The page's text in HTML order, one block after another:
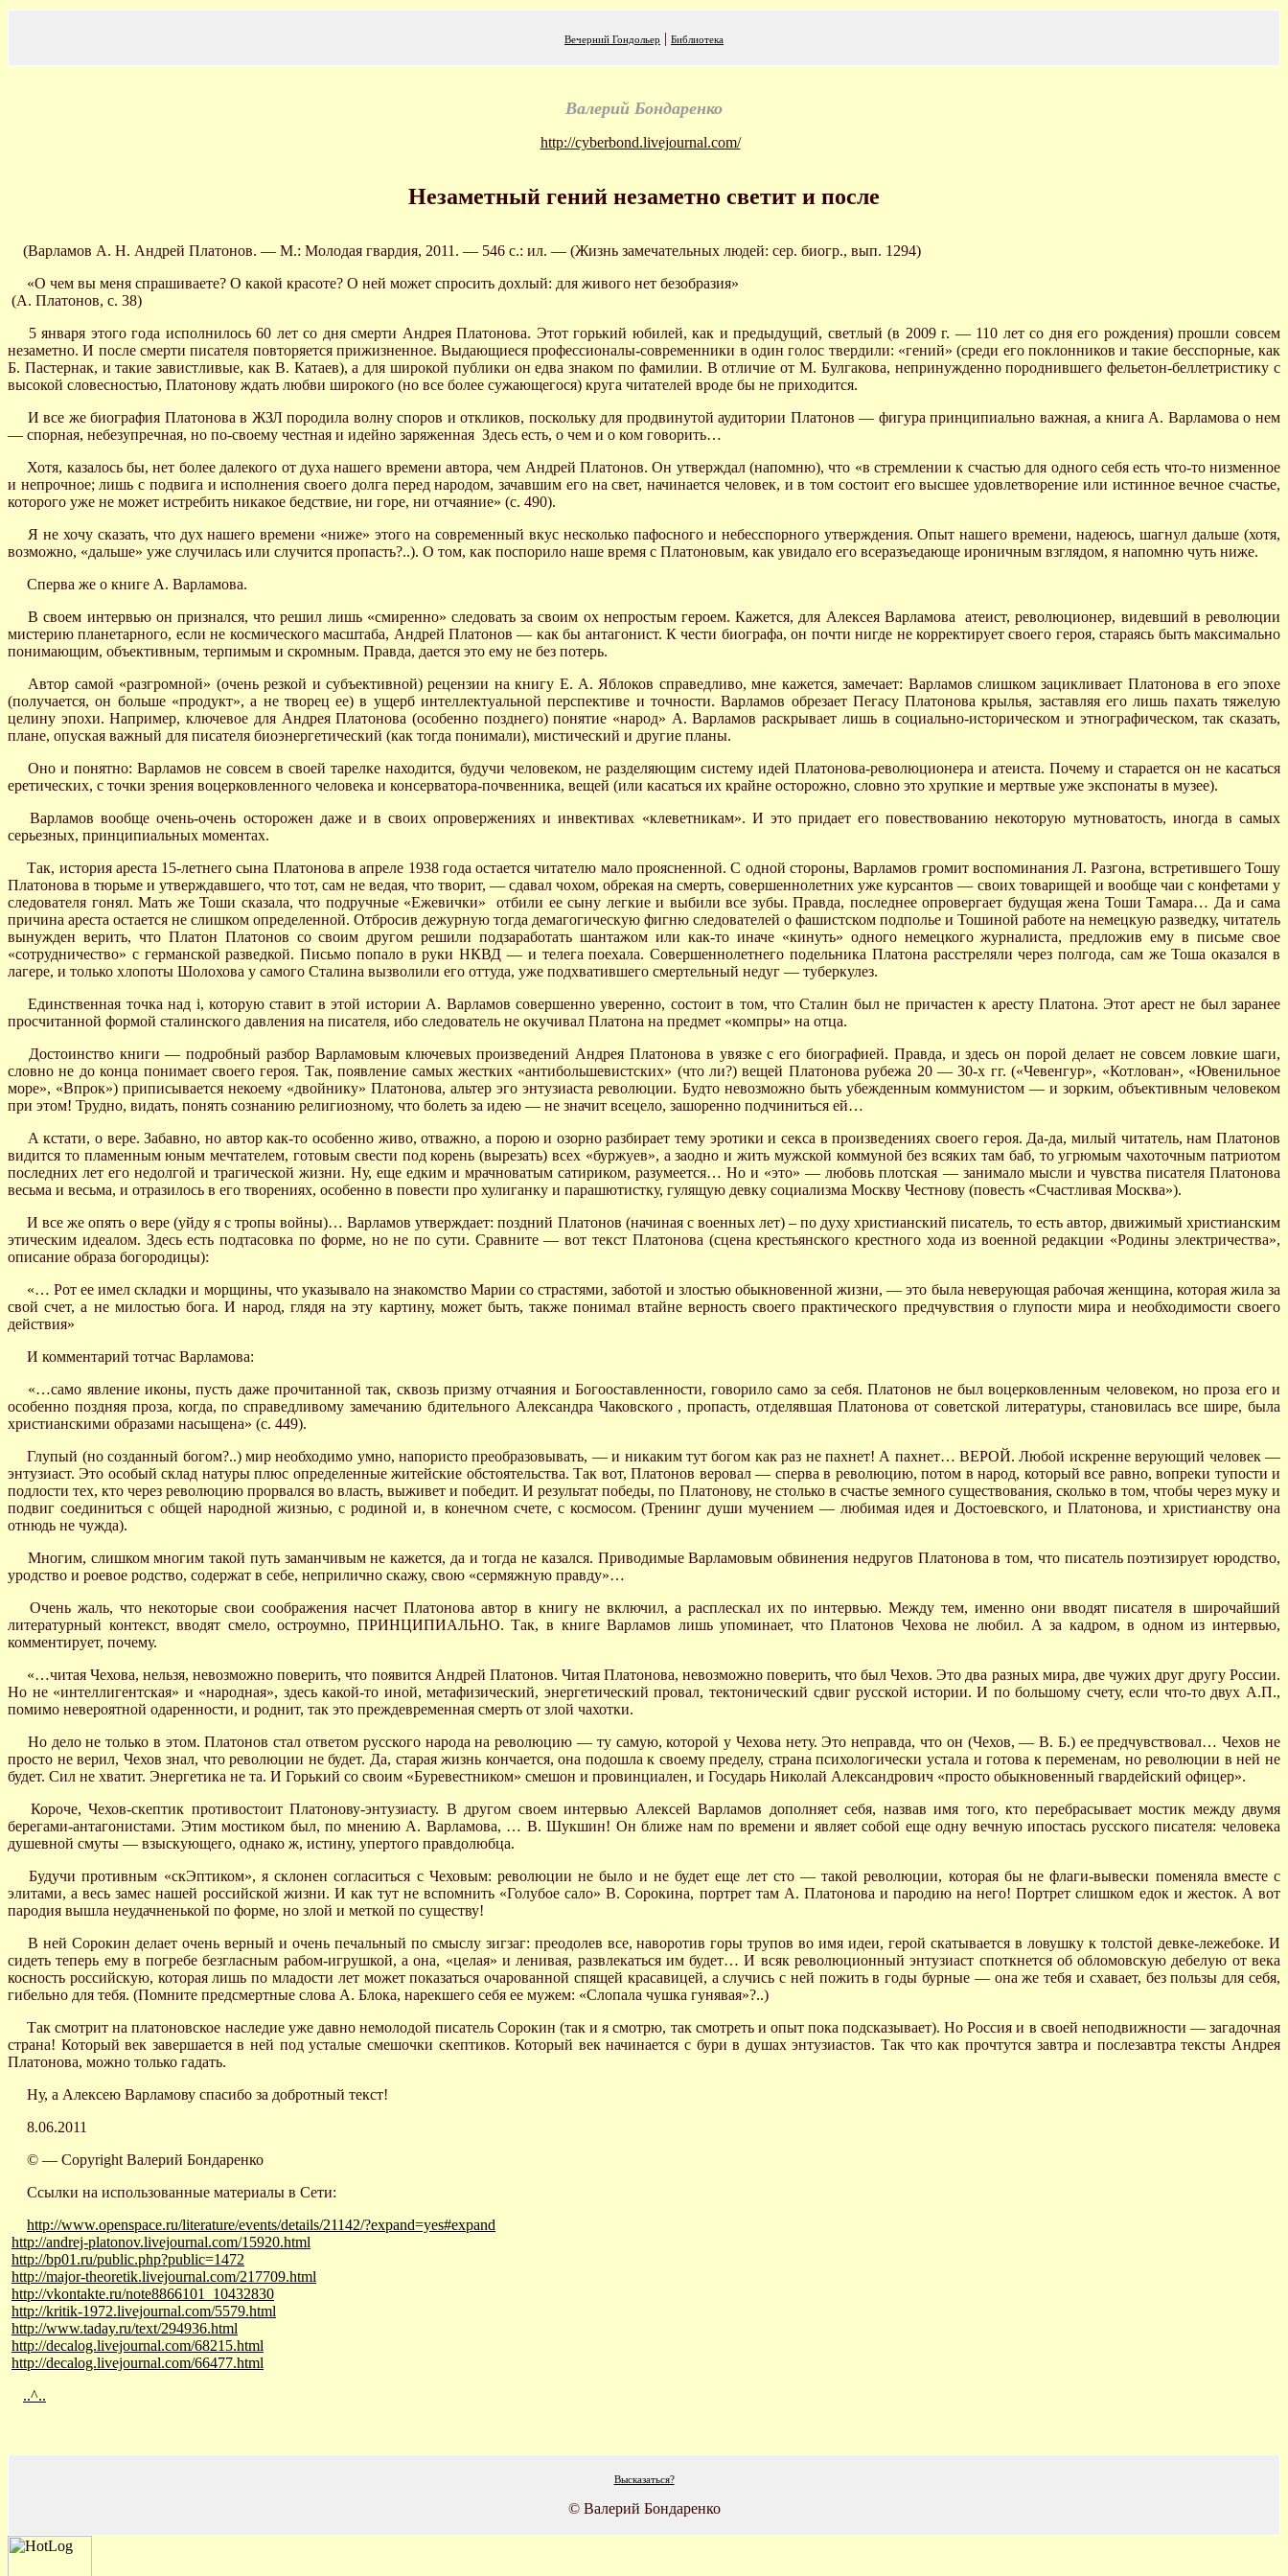
Вечерний Гондольер | Библиотека
Валерий Бондаренко
http://cyberbond.livejournal.com/
Незаметный гений незаметно светит и после
(Варламов А. Н. Андрей Платонов. — М.: Молодая гвардия, 2011. — 546 с.: ил. — (Жизнь замечательных людей: сер. биогр., вып. 1294)
«О чем вы меня спрашиваете? О какой красоте? О ней может спросить дохлый: для живого нет безобразия»
(А. Платонов, с. 38)
5 января этого года исполнилось 60 лет со дня смерти Андрея Платонова. Этот горький юбилей, как и предыдущий, светлый (в 2009 г. — 110 лет со дня его рождения) прошли совсем
незаметно. И после смерти писателя повторяется прижизненное. Выдающиеся профессионалы-современники в один голос твердили: «гений» (среди его поклонников и такие бесспорные, как
Б. Пастернак, и такие завистливые, как В. Катаев), а для широкой публики он едва знаком по фамилии. В отличие от М. Булгакова, непринужденно породнившего фельетон-беллетристику с
высокой словесностью, Платонову ждать любви широкого (но все более сужающегося) круга читателей вроде бы не приходится.
И все же биография Платонова в ЖЗЛ породила волну споров и откликов, поскольку для продвинутой аудитории Платонов — фигура принципиально важная, а книга А. Варламова о нем
— спорная, небезупречная, но по-своему честная и идейно заряженная Здесь есть, о чем и о ком говорить…
Хотя, казалось бы, нет более далекого от духа нашего времени автора, чем Андрей Платонов. Он утверждал (напомню), что «в стремлении к счастью для одного себя есть что-то низменное
и непрочное; лишь с подвига и исполнения своего долга перед народом, зачавшим его на свет, начинается человек, и в том состоит его высшее удовлетворение или истинное вечное счастье,
которого уже не может истребить никакое бедствие, ни горе, ни отчаяние» (с. 490).
Я не хочу сказать, что дух нашего времени «ниже» этого на современный вкус несколько пафосного и небесспорного утверждения. Опыт нашего времени, надеюсь, шагнул дальше (хотя,
возможно, «дальше» уже случилась или случится пропасть?..). О том, как поспорило наше время с Платоновым, как увидало его всеразъедающе ироничным взглядом, я напомню чуть ниже.
Сперва же о книге А. Варламова.
В своем интервью он признался, что решил лишь «смиренно» следовать за своим ох непростым героем. Кажется, для Алексея Варламова атеист, революционер, видевший в революции
мистерию планетарного, если не космического масштаба, Андрей Платонов — как бы антагонист. К чести биографа, он почти нигде не корректирует своего героя, стараясь быть максимально
понимающим, объективным, терпимым и скромным. Правда, дается это ему не без потерь.
Автор самой «разгромной» (очень резкой и субъективной) рецензии на книгу Е. А. Яблоков справедливо, мне кажется, замечает: Варламов слишком зацикливает Платонова в его эпохе
(получается, он больше «продукт», а не творец ее) в ущерб интеллектуальной перспективе и точности. Варламов обрезает Пегасу Платонова крылья, заставляя его лишь пахать тяжелую
целину эпохи. Например, ключевое для Андрея Платонова (особенно позднего) понятие «народ» А. Варламов раскрывает лишь в социально-историческом и этнографическом, так сказать,
плане, опуская важный для писателя биоэнергетический (как тогда понимали), мистический и другие планы.
Оно и понятно: Варламов не совсем в своей тарелке находится, будучи человеком, не разделяющим систему идей Платонова-революционера и атеиста. Почему и старается он не касаться
еретических, с точки зрения воцерковленного человека и консерватора-почвенника, вещей (или касаться их крайне осторожно, словно это хрупкие и мертвые уже экспонаты в музее).
Варламов вообще очень-очень осторожен даже и в своих опровержениях и инвективах «клеветникам». И это придает его повествованию некоторую мутноватость, иногда в самых
серьезных, принципиальных моментах.
Так, история ареста 15-летнего сына Платонова в апреле 1938 года остается читателю мало проясненной. С одной стороны, Варламов громит воспоминания Л. Разгона, встретившего Тошу
Платонова в тюрьме и утверждавшего, что тот, сам не ведая, что творит, — сдавал чохом, обрекая на смерть, совершеннолетних уже курсантов — своих товарищей и вообще чаи с конфетами у
следователя гонял. Мать же Тоши сказала, что подручные «Ежевички» отбили ее сыну легкие и выбили все зубы. Правда, последнее опровергает будущая жена Тоши Тамара… Да и сама
причина ареста остается не слишком определенной. Отбросив дежурную тогда демагогическую фигню следователей о фашистском подполье и Тошиной работе на немецкую разведку, читатель
вынужден верить, что Платон Платонов со своим другом решили подзаработать шантажом или как-то иначе «кинуть» одного немецкого журналиста, предложив ему в письме свое
«сотрудничество» с германской разведкой. Письмо попало в руки НКВД — и телега поехала. Совершеннолетнего подельника Платона расстреляли через полгода, сам же Тоша оказался в
лагере, и только хлопоты Шолохова у самого Сталина вызволили его оттуда, уже подхватившего смертельный недуг — туберкулез.
Единственная точка над i, которую ставит в этой истории А. Варламов совершенно уверенно, состоит в том, что Сталин был не причастен к аресту Платона. Этот арест не был заранее
просчитанной формой сталинского давления на писателя, ибо следователь не окучивал Платона на предмет «компры» на отца.
Достоинство книги — подробный разбор Варламовым ключевых произведений Андрея Платонова в увязке с его биографией. Правда, и здесь он порой делает не совсем ловкие шаги,
словно не до конца понимает своего героя. Так, появление самых жестких «антибольшевистских» (что ли?) вещей Платонова рубежа 20 — 30-х гг. («Чевенгур», «Котлован», «Ювенильное
море», «Впрок») приписывается некоему «двойнику» Платонова, альтер эго энтузиаста революции. Будто невозможно быть убежденным коммунистом — и зорким, объективным человеком
при этом! Трудно, видать, понять сознанию религиозному, что болеть за идею — не значит всецело, зашоренно подчиниться ей…
А кстати, о вере. Забавно, но автор как-то особенно живо, отважно, а порою и озорно разбирает тему эротики и секса в произведениях своего героя. Да-да, милый читатель, нам Платонов
видится то пламенным юным мечтателем, готовым свести под корень (вырезать) всех «буржуев», а заодно и жить мужской коммуной без всяких там баб, то угрюмым чахоточным патриотом
последних лет его недолгой и трагической жизни. Ну, еще едким и мрачноватым сатириком, разумеется… Но и «это» — любовь плотская — занимало мысли и чувства писателя Платонова
весьма и весьма, и отразилось в его творениях, особенно в повести про хулиганку и парашютистку, гулящую девку социализма Москву Честнову (повесть «Счастливая Москва»).
И все же опять о вере (уйду я с тропы войны)… Варламов утверждает: поздний Платонов (начиная с военных лет) – по духу христианский писатель, то есть автор, движимый христианским
этическим идеалом. Здесь есть подтасовка по форме, но не по сути. Сравните — вот текст Платонова (сцена крестьянского крестного хода из военной редакции «Родины электричества»,
описание образа богородицы):
«… Рот ее имел складки и морщины, что указывало на знакомство Марии со страстями, заботой и злостью обыкновенной жизни, — это была неверующая рабочая женщина, которая жила за
свой счет, а не милостью бога. И народ, глядя на эту картину, может быть, также понимал втайне верность своего практического предчувствия о глупости мира и необходимости своего
действия»
И комментарий тотчас Варламова:
«…само явление иконы, пусть даже прочитанной так, сквозь призму отчаяния и Богооставленности, говорило само за себя. Платонов не был воцерковленным человеком, но проза его и
особенно поздняя проза, когда, по справедливому замечанию бдительного Александра Чаковского , пропасть, отделявшая Платонова от советской литературы, становилась все шире, была
христианскими образами насыщена» (с. 449).
Глупый (но созданный богом?..) мир необходимо умно, напористо преобразовывать, — и никаким тут богом как раз не пахнет! А пахнет… ВЕРОЙ. Любой искренне верующий человек —
энтузиаст. Это особый склад натуры плюс определенные житейские обстоятельства. Так вот, Платонов веровал — сперва в революцию, потом в народ, который все равно, вопреки тупости и
подлости тех, кто через революцию прорвался во власть, выживет и победит. И результат победы, по Платонову, не столько в счастье земного существования, сколько в том, чтобы через муку и
подвиг соединиться с общей народной жизнью, с родиной и, в конечном счете, с космосом. (Тренинг души мучением — любимая идея и Достоевского, и Платонова, и христианству она
отнюдь не чужда).
Многим, слишком многим такой путь заманчивым не кажется, да и тогда не казался. Приводимые Варламовым обвинения недругов Платонова в том, что писатель поэтизирует юродство,
уродство и роевое родство, содержат в себе, неприлично скажу, свою «сермяжную правду»…
Очень жаль, что некоторые свои соображения насчет Платонова автор в книгу не включил, а расплескал их по интервью. Между тем, именно они вводят писателя в широчайший
литературный контекст, вводят смело, остроумно, ПРИНЦИПИАЛЬНО. Так, в книге Варламов лишь упоминает, что Платонов Чехова не любил. А за кадром, в одном из интервью,
комментирует, почему.
«…читая Чехова, нельзя, невозможно поверить, что появится Андрей Платонов. Читая Платонова, невозможно поверить, что был Чехов. Это два разных мира, две чужих друг другу России.
Но не «интеллигентская» и «народная», здесь какой-то иной, метафизический, энергетический провал, тектонический сдвиг русской истории. И по большому счету, если что-то двух А.П.,
помимо невероятной одаренности, и роднит, так это преждевременная смерть от злой чахотки.
Но дело не только в этом. Платонов стал ответом русского народа на революцию — ту самую, которой у Чехова нету. Это неправда, что он (Чехов, — В. Б.) ее предчувствовал… Чехов не
просто не верил, Чехов знал, что революции не будет. Да, старая жизнь кончается, она подошла к своему пределу, страна психологически устала и готова к переменам, но революции в ней не
будет. Сил не хватит. Энергетика не та. И Горький со своим «Буревестником» смешон и провинциален, и Государь Николай Александрович «просто обыкновенный гвардейский офицер».
Короче, Чехов-скептик противостоит Платонову-энтузиасту. В другом своем интервью Алексей Варламов дополняет себя, назвав имя того, кто перебрасывает мостик между двумя
берегами-антагонистами. Этим мостиком был, по мнению А. Варламова, … В. Шукшин! Он ближе нам по времени и являет собой еще одну вечную ипостась русского писателя: человека
душевной смуты — взыскующего, однако ж, истину, упертого правдолюбца.
Будучи противным «скЭптиком», я склонен согласиться с Чеховым: революции не было и не будет еще лет сто — такой революции, которая бы не флаги-вывески поменяла вместе с
элитами, а весь замес нашей российской жизни. И как тут не вспомнить «Голубое сало» В. Сорокина, портрет там А. Платонова и пародию на него! Портрет слишком едок и жесток. А вот
пародия вышла неудачненькой по форме, но злой и меткой по существу!
В ней Сорокин делает очень верный и очень печальный по смыслу зигзаг: преодолев все, наворотив горы трупов во имя идеи, герой скатывается в ловушку к толстой девке-лежебоке. И
сидеть теперь ему в погребе безгласным рабом-игрушкой, а она, «целая» и ленивая, развлекаться им будет… И всяк революционный энтузиаст споткнется об обломовскую дебелую от века
косность российскую, которая лишь по младости лет может показаться очарованной спящей красавицей, а случись с ней пожить в годы бурные — она же тебя и схавает, без пользы для себя,
гибельно для тебя. (Помните предсмертные слова А. Блока, нарекшего себя ее мужем: «Слопала чушка гунявая»?..)
Так смотрит на платоновское наследие уже давно немолодой писатель Сорокин (так и я смотрю, так смотреть и опыт пока подсказывает). Но Россия и в своей неподвижности — загадочная
страна! Который век завершается в ней под усталые смешочки скептиков. Который век начинается с бури в душах энтузиастов. Так что как прочтутся завтра и послезавтра тексты Андрея
Платонова, можно только гадать.
Ну, а Алексею Варламову спасибо за добротный текст!
8.06.2011
© — Copyright Валерий Бондаренко
Ссылки на использованные материалы в Сети:
http://www.openspace.ru/literature/events/details/21142/?expand=yes#expand
http://andrej-platonov.livejournal.com/15920.html
http://bp01.ru/public.php?public=1472
http://major-theoretik.livejournal.com/217709.html
http://vkontakte.ru/note8866101_10432830
http://kritik-1972.livejournal.com/5579.html
http://www.taday.ru/text/294936.html
http://decalog.livejournal.com/68215.html
http://decalog.livejournal.com/66477.html
..^..
Высказаться?
© Валерий Бондаренко